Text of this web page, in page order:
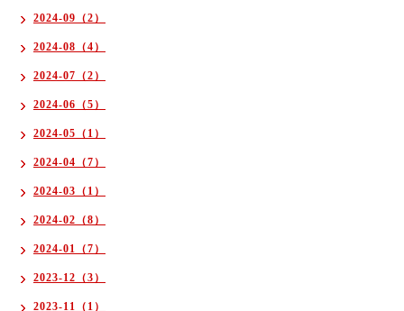
2024-09（2）
2024-08（4）
2024-07（2）
2024-06（5）
2024-05（1）
2024-04（7）
2024-03（1）
2024-02（8）
2024-01（7）
2023-12（3）
2023-11（1）